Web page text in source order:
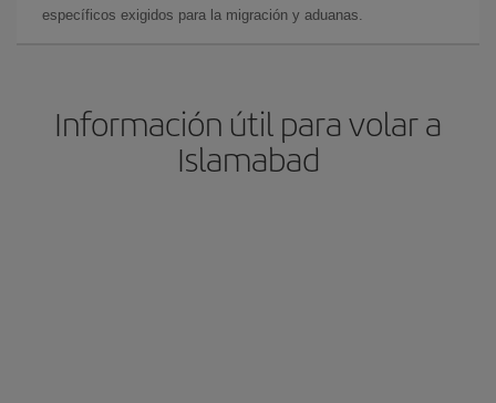
específicos exigidos para la migración y aduanas.
Información útil para volar a
Islamabad